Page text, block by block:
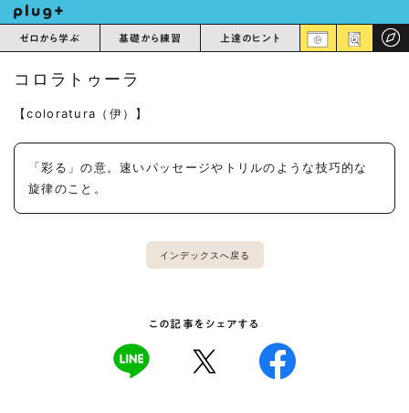
ゼロから学ぶ 基礎から練習 上達のヒント
コロラトゥーラ
【coloratura（伊）】
「彩る」の意。速いパッセージやトリルのような技巧的な
旋律のこと。
インデックスへ戻る
この記事をシェアする